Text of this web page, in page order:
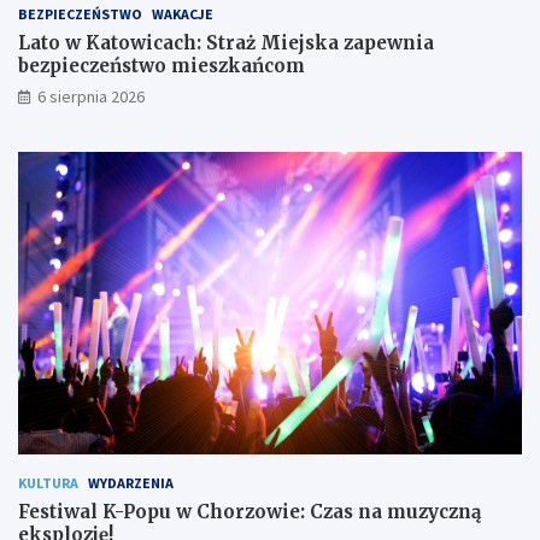
M
i
e
j
s
a
z
a
p
e
w
n
i
a
b
e
p
i
e
c
z
w
i
e
:
C
a
s
n
a
m
z
y
c
z
n
e
k
s
p
l
BEZPIECZEŃSTWO WAKACJE
Lato w Katowicach: Straż Miejska zapewnia
bezpieczeństwo mieszkańcom
6 sierpnia 2026
KULTURA WYDARZENIA
Festiwal K-Popu w Chorzowie: Czas na muzyczną
eksplozję!